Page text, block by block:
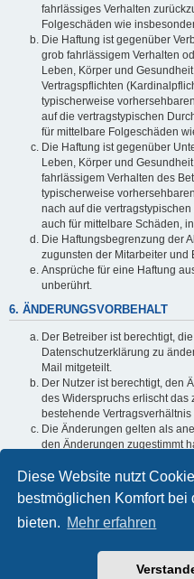
Diese Website nutzt
bestmöglichen Komfort bei
bieten. Mehr erfahren
fahrlässiges Verhalten
Folgeschäden wie
Die Haftung ist gegenüber
grob fahrlässigem Verhalten
Leben, Körper und
Vertragspflichten
typischerweise
auf die vertragstypischen
für mittelbare Folgeschäden
Die Haftung ist gegenüber
Leben, Körper und
fahrlässigem Verhalten des
typischerweise
nach auf die
auch für mittelbare Schäden,
Die Haftungsbegrenzung der
zugunsten der Mitarbeiter und
Ansprüche für eine Haftung
unberührt.
6. ÄNDERUNGSVORBEHALT
Der Betreiber ist berechtigt,
Datenschutzerklärung zu
Mail mitgeteilt.
Der Nutzer ist berechtigt, den
des Widerspruchs erlischt das
bestehende
Die Änderungen gelten als
den Änderungen zugestimmt
Informationen über den
in der Datenschutzerklärung
Powered byphpBB®